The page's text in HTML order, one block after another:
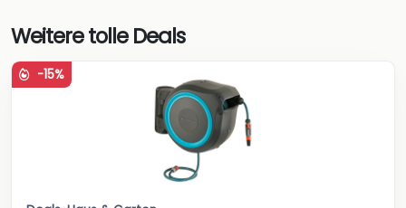
Weitere tolle Deals
-15%